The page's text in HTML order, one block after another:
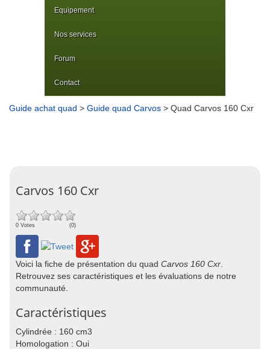
Equipement
Nos services
Forum
Contact
Guide achat quad > Guide quad Carvos > Quad Carvos 160 Cxr
Carvos 160 Cxr
0 Votes (0)
Voici la fiche de présentation du quad Carvos 160 Cxr
Retrouvez ses caractéristiques et les évaluations de notre
communauté.
Caractéristiques
Cylindrée : 160 cm3
Homologation : Oui